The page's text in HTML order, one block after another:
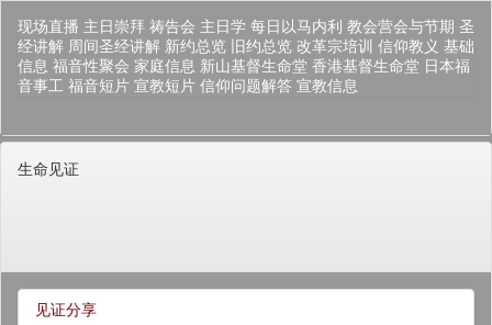
现场直播 主日崇拜 祷告会 主日学 每日以马内利 教会营会与节期 圣
经讲解 周间圣经讲解 新约总览 旧约总览 改革宗培训 信仰教义 基础
信息 福音性聚会 家庭信息 新山基督生命堂 香港基督生命堂 日本福
音事工 福音短片 宣教短片 信仰问题解答 宣教信息
生命见证
见证分享